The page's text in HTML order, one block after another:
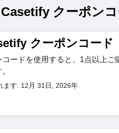
クーポン
クーポンコード
コードを使用すると、1点以上ご
ます: 12月 31日, 2026年